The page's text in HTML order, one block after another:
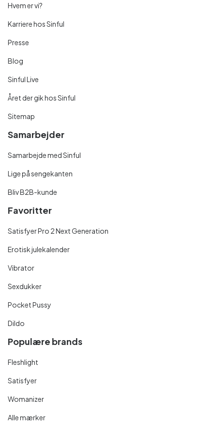
Hvem er vi?
Karriere hos Sinful
Presse
Blog
Sinful Live
Året der gik hos Sinful
Sitemap
Samarbejder
Samarbejde med Sinful
Lige på sengekanten
Bliv B2B-kunde
Favoritter
Satisfyer Pro 2 Next Generation
Erotisk julekalender
Vibrator
Sexdukker
Pocket Pussy
Dildo
Populære brands
Fleshlight
Satisfyer
Womanizer
Alle mærker